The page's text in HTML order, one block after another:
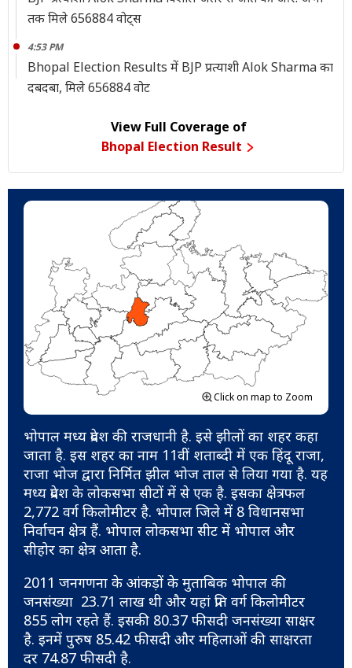
तक मिले 656884 वोट्स
4:53 PM
Bhopal Election Results में BJP प्रत्याशी Alok Sharma का
दबदबा, मिले 656884 वोट
View Full Coverage of
Bhopal Election Result
Click on map to Zoom
भोपाल मध्य प्रदेश की राजधानी है. इसे झीलों का शहर कहा
जाता है. इस शहर का नाम 11वीं शताब्दी में एक हिंदू राजा,
राजा भोज द्वारा निर्मित झील भोज ताल से लिया गया है. यह
मध्य प्रदेश के लोकसभा सीटों में से एक है. इसका क्षेत्रफल
2,772 वर्ग किलोमीटर है. भोपाल जिले में 8 विधानसभा
निर्वाचन क्षेत्र हैं. भोपाल लोकसभा सीट में भोपाल और
सीहोर का क्षेत्र आता है.
2011 जनगणना के आंकड़ों के मुताबिक भोपाल की
जनसंख्या 23.71 लाख थी और यहां प्रति वर्ग किलोमीटर
855 लोग रहते हैं. इसकी 80.37 फीसदी जनसंख्या साक्षर
है. इनमें पुरुष 85.42 फीसदी और महिलाओं की साक्षरता
दर 74.87 फीसदी है.